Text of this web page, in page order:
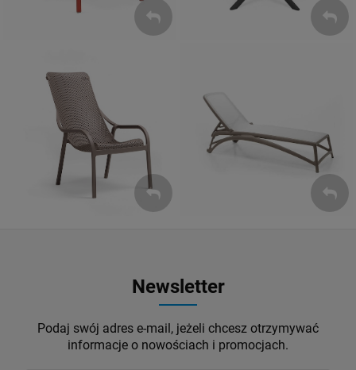
ZOBACZ ZOBACZ
Newsletter
Podaj swój adres e-mail, jeżeli chcesz otrzymywać
informacje o nowościach i promocjach.